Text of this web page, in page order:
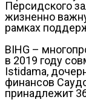
Персидского
жизненно
рамках
BIHG –
в 2019 году
Istidama,
финансов
принадлежит